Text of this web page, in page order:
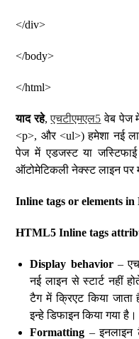
</div>
</body>
</html>
याद रहे,एचटीएमएल5 वेब पेज
<p>, और <ul>) हमेशा नई
पेज में एडजस्ट या
ऑटोमेटिकली नेक्स्ट लाइन पर
Inline tags or elements
HTML5 Inline tags
Display behavior–
नई लाइन से स्टार्ट नहीं
टैग में क्रिएट किया
इन्हे डिफाइन किया गया है।
Formatting –